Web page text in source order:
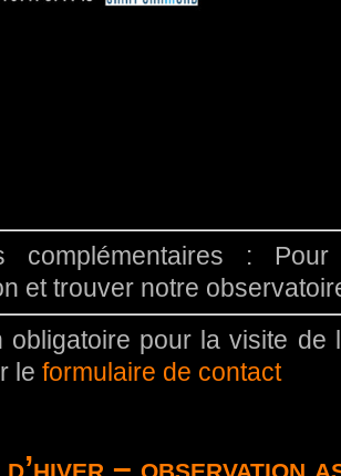
complémentaires :
et trouver notre
obligatoire pour la visite de
le formulaire de contact
– observation